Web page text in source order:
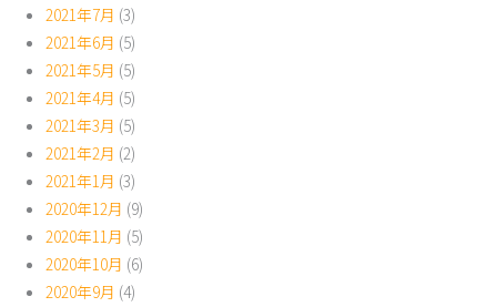
2021年7月 (3)
2021年6月 (5)
2021年5月 (5)
2021年4月 (5)
2021年3月 (5)
2021年2月 (2)
2021年1月 (3)
2020年12月 (9)
2020年11月 (5)
2020年10月 (6)
2020年9月 (4)